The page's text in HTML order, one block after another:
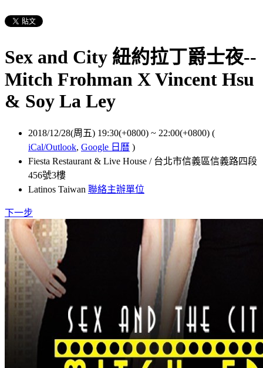
Sex and City 紐約拉丁爵士夜--
Mitch Frohman X Vincent Hsu
& Soy La Ley
2018/12/28(周五) 19:30(+0800) ~ 22:00(+0800) (
iCal/Outlook, Google 日曆 )
Fiesta Restaurant & Live House / 台北市信義區信義路四段
456號3樓
Latinos Taiwan 聯絡主辦單位
下一步